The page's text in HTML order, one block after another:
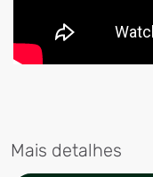
Mais detalhes